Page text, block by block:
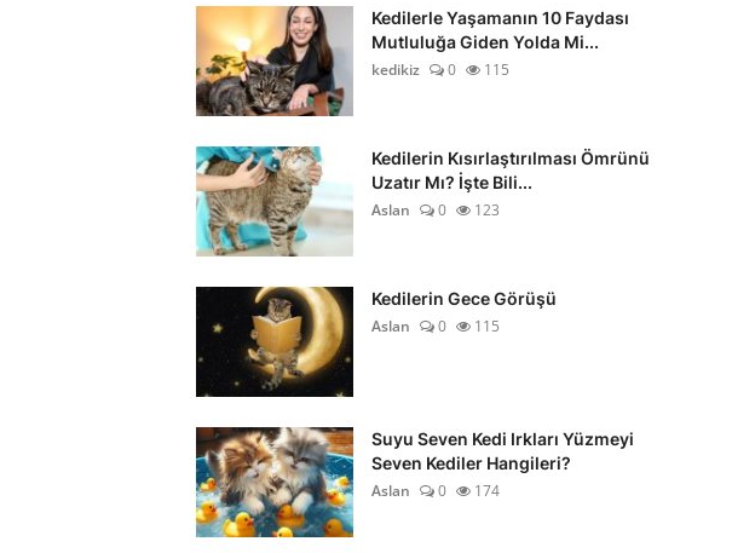
Kedilerle Yaşamanın 10 Faydası
Mutluluğa Giden Yolda Mi...
kedikiz
0 115
Kedilerin Kısırlaştırılması Ömrünü
Uzatır Mı? İşte Bili...
Aslan
0 123
Kedilerin Gece Görüşü
Aslan
0 115
Suyu Seven Kedi Irkları Yüzmeyi
Seven Kediler Hangileri?
Aslan
0 174